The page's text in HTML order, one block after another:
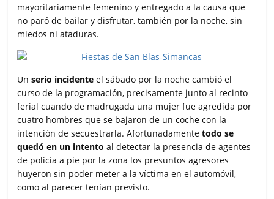
mayoritariamente femenino y entregado a la causa que
no paró de bailar y disfrutar, también por la noche, sin
miedos ni ataduras.
Unserio incidente el sábado por la noche cambió el
curso de la programación, precisamente junto al recinto
ferial cuando de madrugada una mujer fue agredida por
cuatro hombres que se bajaron de un coche con la
intención de secuestrarla. Afortunadamentetodo se
quedó en un intento al detectar la presencia de agentes
de policía a pie por la zona los presuntos agresores
huyeron sin poder meter a la víctima en el automóvil,
como al parecer tenían previsto.